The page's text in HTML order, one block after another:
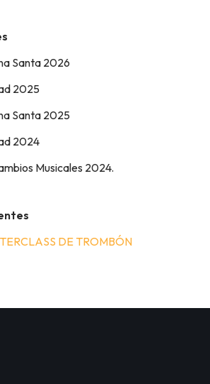
Santa 2026
2025
Santa 2025
2024
Musicales 2024.
DE TROMBÓN